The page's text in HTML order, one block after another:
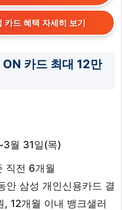
카드 혜택 자세히 보기
카드 최대 12만
월 31일(목)
직전 6개월
삼성 개인신용카드 결
12개월 이내 뱅크샐러